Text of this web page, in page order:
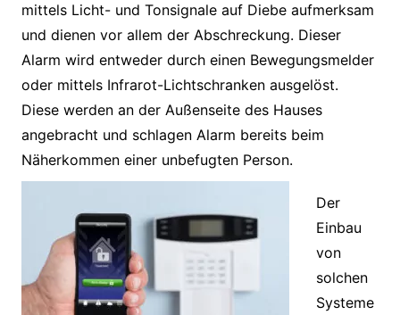
mittels Licht- und Tonsignale auf Diebe aufmerksam
und dienen vor allem der Abschreckung. Dieser
Alarm wird entweder durch einen Bewegungsmelder
oder mittels Infrarot-Lichtschranken ausgelöst.
Diese werden an der Außenseite des Hauses
angebracht und schlagen Alarm bereits beim
Näherkommen einer unbefugten Person.
Der
Einbau
von
solchen
Systeme